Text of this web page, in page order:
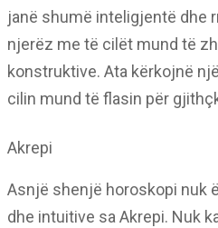
janë shumë inteligjentë dhe
njerëz me të cilët mund të
konstruktive. Ata kërkojnë
cilin mund të flasin për
Akrepi
Asnjë shenjë horoskopi nuk
dhe intuitive sa Akrepi. Nuk